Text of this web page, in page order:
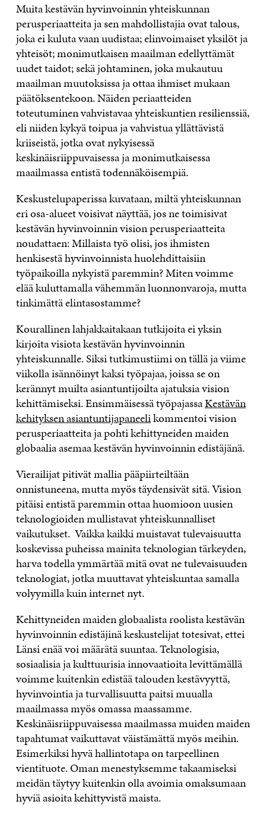
Muita kestävän hyvinvoinnin yhteiskunnan
perusperiaatteita ja sen mahdollistajia ovat talous,
joka ei kuluta vaan uudistaa; elinvoimaiset yksilöt ja
yhteisöt; monimutkaisen maailman edellyttämät
uudet taidot; sekä johtaminen, joka mukautuu
maailman muutoksissa ja ottaa ihmiset mukaan
päätöksentekoon. Näiden periaatteiden
toteutuminen vahvistavaa yhteiskuntien resilienssiä,
eli niiden kykyä toipua ja vahvistua yllättävistä
kriiseistä, jotka ovat nykyisessä
keskinäisriippuvaisessa ja monimutkaisessa
maailmassa entistä todennäköisempiä.
Keskustelupaperissa kuvataan, miltä yhteiskunnan
eri osa-alueet voisivat näyttää, jos ne toimisivat
kestävän hyvinvoinnin vision perusperiaatteita
noudattaen: Millaista työ olisi, jos ihmisten
henkisestä hyvinvoinnista huolehdittaisiin
työpaikoilla nykyistä paremmin? Miten voimme
elää kuluttamalla vähemmän luonnonvaroja, mutta
tinkimättä elintasostamme?
Kourallinen lahjakkaitakaan tutkijoita ei yksin
kirjoita visiota kestävän hyvinvoinnin
yhteiskunnalle. Siksi tutkimustiimi on tällä ja viime
viikolla isännöinyt kaksi työpajaa, joissa se on
kerännyt muilta asiantuntijoilta ajatuksia vision
kehittämiseksi. Ensimmäisessä työpajassaKestävän
kehityksen asiantuntijapaneelikommentoi vision
perusperiaatteita ja pohti kehittyneiden maiden
globaalia asemaa kestävän hyvinvoinnin edistäjänä.
Vierailijat pitivät mallia pääpiirteiltään
onnistuneena, mutta myös täydensivät sitä. Vision
pitäisi entistä paremmin ottaa huomioon uusien
teknologioiden mullistavat yhteiskunnalliset
vaikutukset. Vaikka kaikki muistavat tulevaisuutta
koskevissa puheissa mainita teknologian tärkeyden,
harva todella ymmärtää mitä ovat ne tulevaisuuden
teknologiat, jotka muuttavat yhteiskuntaa samalla
volyymilla kuin internet nyt.
Kehittyneiden maiden globaalista roolista kestävän
hyvinvoinnin edistäjinä keskustelijat totesivat, ettei
Länsi enää voi määrätä suuntaa. Teknologisia,
sosiaalisia ja kulttuurisia innovaatioita levittämällä
voimme kuitenkin edistää talouden kestävyyttä,
hyvinvointia ja turvallisuutta paitsi muualla
maailmassa myös omassa maassamme.
Keskinäisriippuvaisessa maailmassa muiden maiden
tapahtumat vaikuttavat väistämättä myös meihin.
Esimerkiksi hyvä hallintotapa on tarpeellinen
vientituote. Oman menestyksemme takaamiseksi
meidän täytyy kuitenkin olla avoimia omaksumaan
hyviä asioita kehittyvistä maista.